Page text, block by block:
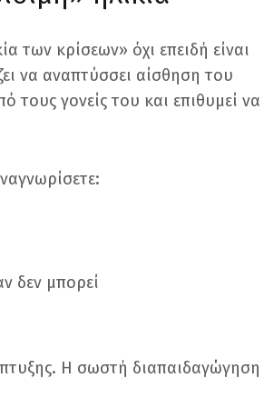
των κρίσεων» όχι επειδή είναι
να αναπτύσσει αίσθηση του
τους γονείς του και επιθυμεί να
δεν μπορεί
Η σωστή διαπαιδαγώγηση